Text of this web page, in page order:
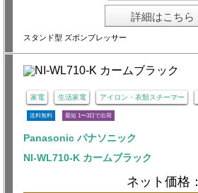
詳細はこちら
スタンド型 ズボンプレッサー
家電 生活家電 アイロン・衣類スチーマー
送料無料 最短 1〜3日で出荷
Panasonic パナソニック
NI-WL710-K カームブラック
ネット価格：